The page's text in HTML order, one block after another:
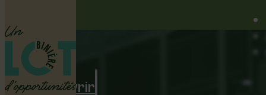
Découvrir